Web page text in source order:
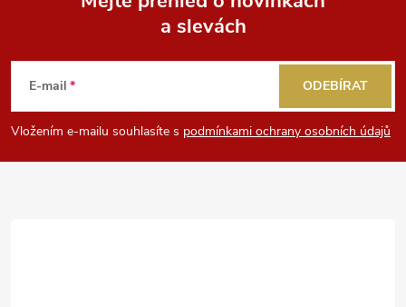
p
a
a slevách
E-mail
Vložením e-mailu souhlasíte s podmínkami ochrany osobních údajů
ODEBÍRAT